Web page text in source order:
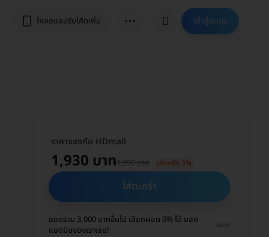
โหลดแอปรับโค้ดเพิ่ม ⋯ เข้าสู่ระบบ
ราคาจองกับ HDmall
1,930 บาท1,990 บาท ประหยัด 3%
ใส่ตะกร้า
ยอดรวม 3,000 บาทขึ้นไป เลือกผ่อน 0% ได้ บอก
แอดมินของเราเลย!
ขยาย